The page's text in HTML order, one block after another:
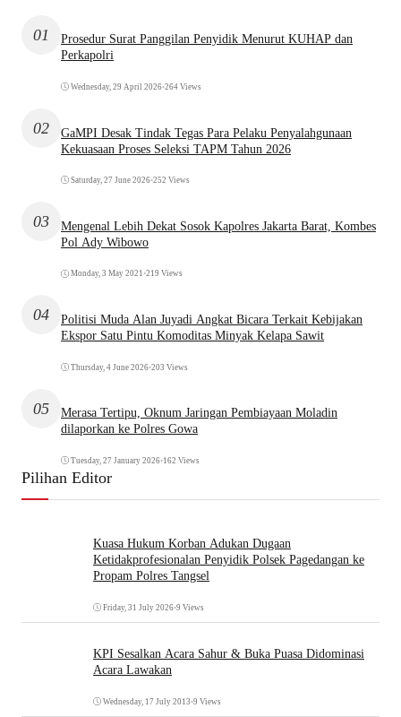
01
Prosedur Surat Panggilan Penyidik Menurut KUHAP dan
Perkapolri
Wednesday, 29 April 2026•264 Views
02
GaMPI Desak Tindak Tegas Para Pelaku Penyalahgunaan
Kekuasaan Proses Seleksi TAPM Tahun 2026
Saturday, 27 June 2026•252 Views
03
Mengenal Lebih Dekat Sosok Kapolres Jakarta Barat, Kombes
Pol Ady Wibowo
Monday, 3 May 2021 •219 Views
04
Politisi Muda Alan Juyadi Angkat Bicara Terkait Kebijakan
Ekspor Satu Pintu Komoditas Minyak Kelapa Sawit
Thursday, 4 June 2026•203 Views
05
Merasa Tertipu, Oknum Jaringan Pembiayaan Moladin
dilaporkan ke Polres Gowa
Tuesday, 27 January 2026•162 Views
Pilihan Editor
Kuasa Hukum Korban Adukan Dugaan
Ketidakprofesionalan Penyidik Polsek Pagedangan ke
Propam Polres Tangsel
Friday, 31 July 2026•9 Views
KPI Sesalkan Acara Sahur & Buka Puasa Didominasi
Acara Lawakan
Wednesday, 17 July 2013 •9 Views